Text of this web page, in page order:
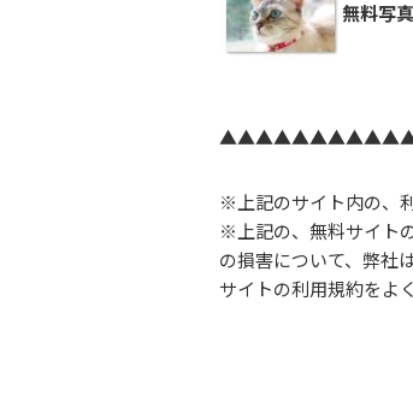
無料写
※上記のサイト内の、
※上記の、無料サイト
の損害について、弊社
サイトの利用規約をよ